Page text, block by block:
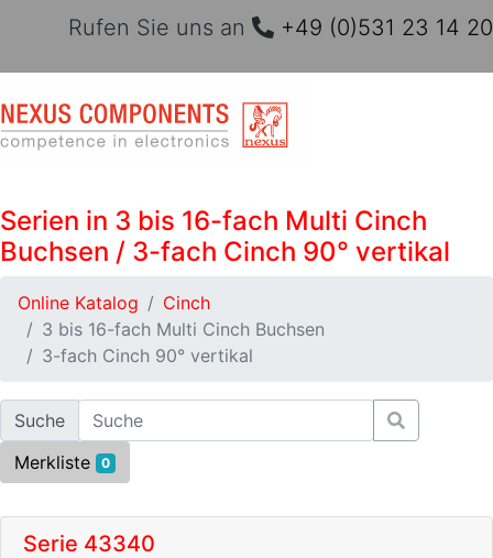
Rufen Sie uns an +49 (0)531 23 14 20
Serien in 3 bis 16-fach Multi Cinch
Buchsen / 3-fach Cinch 90° vertikal
Online Katalog
Cinch
3 bis 16-fach Multi Cinch Buchsen
3-fach Cinch 90° vertikal
Suche
Merkliste
0
Serie 43340